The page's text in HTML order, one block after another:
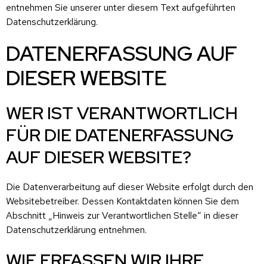
entnehmen Sie unserer unter diesem Text aufgeführten
Datenschutzerklärung.
DATENERFASSUNG AUF
DIESER WEBSITE
WER IST VERANTWORTLICH
FÜR DIE DATENERFASSUNG
AUF DIESER WEBSITE?
Die Datenverarbeitung auf dieser Website erfolgt durch den
Websitebetreiber. Dessen Kontaktdaten können Sie dem
Abschnitt „Hinweis zur Verantwortlichen Stelle“ in dieser
Datenschutzerklärung entnehmen.